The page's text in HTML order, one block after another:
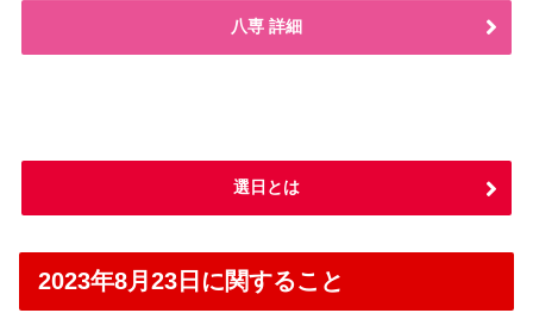
八専 詳細
選日とは
2023年8月23日に関すること